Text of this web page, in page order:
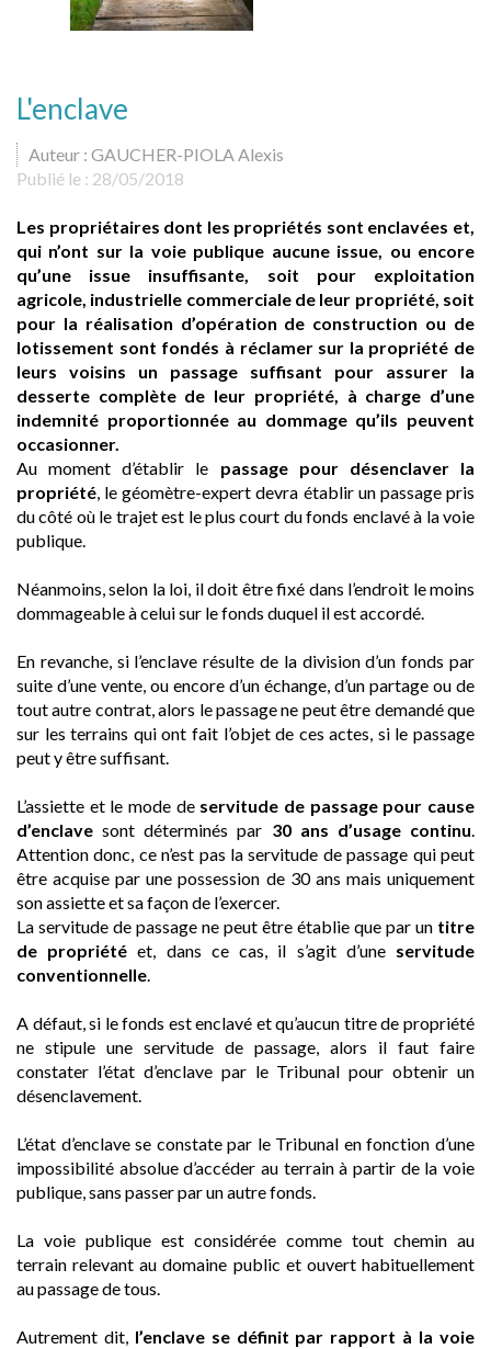
L'enclave
Auteur : GAUCHER-PIOLA Alexis
Publié le : 28/05/2018
Les propriétaires dont les propriétés sont enclavées et,
qui n’ont sur la voie publique aucune issue, ou encore
qu’une issue insuffisante, soit pour exploitation
agricole, industrielle commerciale de leur propriété, soit
pour la réalisation d’opération de construction ou de
lotissement sont fondés à réclamer sur la propriété de
leurs voisins un passage suffisant pour assurer la
desserte complète de leur propriété, à charge d’une
indemnité proportionnée au dommage qu’ils peuvent
occasionner.
Au moment d’établir le passage pour désenclaver la
propriété, le géomètre-expert devra établir un passage pris
du côté où le trajet est le plus court du fonds enclavé à la voie
publique.
Néanmoins, selon la loi, il doit être fixé dans l’endroit le moins
dommageable à celui sur le fonds duquel il est accordé.
En revanche, si l’enclave résulte de la division d’un fonds par
suite d’une vente, ou encore d’un échange, d’un partage ou de
tout autre contrat, alors le passage ne peut être demandé que
sur les terrains qui ont fait l’objet de ces actes, si le passage
peut y être suffisant.
L’assiette et le mode de servitude de passage pour cause
d’enclave sont déterminés par 30 ans d’usage continu.
Attention donc, ce n’est pas la servitude de passage qui peut
être acquise par une possession de 30 ans mais uniquement
son assiette et sa façon de l’exercer.
La servitude de passage ne peut être établie que par un titre
de propriété et, dans ce cas, il s’agit d’une servitude
conventionnelle.
A défaut, si le fonds est enclavé et qu’aucun titre de propriété
ne stipule une servitude de passage, alors il faut faire
constater l’état d’enclave par le Tribunal pour obtenir un
désenclavement.
L’état d’enclave se constate par le Tribunal en fonction d’une
impossibilité absolue d’accéder au terrain à partir de la voie
publique, sans passer par un autre fonds.
La voie publique est considérée comme tout chemin au
terrain relevant au domaine public et ouvert habituellement
au passage de tous.
Autrement dit, l’enclave se définit par rapport à la voie